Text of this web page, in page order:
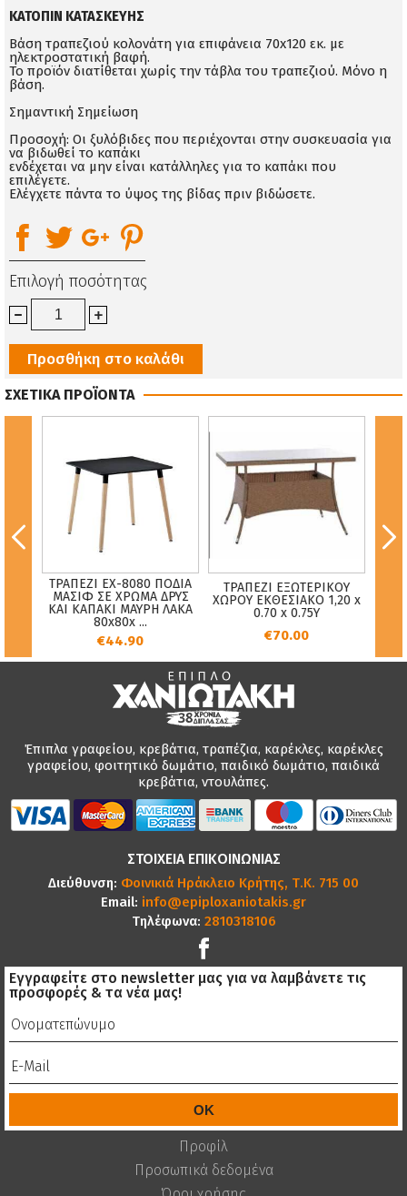
ΚΑΤΌΠΙΝ ΚΑΤΑΣΚΕΥΉΣ
Βάση τραπεζιού κολονάτη για επιφάνεια 70x120 εκ. με
ηλεκτροστατική βαφή.
Το προϊόν διατίθεται χωρίς την τάβλα του τραπεζιού. Μόνο η
βάση.
Σημαντική Σημείωση
Προσοχή: Οι ξυλόβιδες που περιέχονται στην συσκευασία για
να βιδωθεί το καπάκι
ενδέχεται να μην είναι κατάλληλες για το καπάκι που
επιλέγετε.
Ελέγχετε πάντα το ύψος της βίδας πριν βιδώσετε.
Επιλογή ποσότητας
Προσθήκη στο καλάθι
ΣΧΕΤΙΚΑ ΠΡΟΪΟΝΤΑ
ΤΡΑΠΕΖΙ EX-8080 ΠΟΔΙΑ
ΜΑΣΙΦ ΣΕ ΧΡΩΜΑ ΔΡΥΣ
ΚΑΙ ΚΑΠΑΚΙ ΜΑΥΡΗ ΛΑΚΑ
80x80x ...
€44.90
ΤΡΑΠΕΖΙ ΕΞΩΤΕΡΙΚΟΥ
ΧΩΡΟΥ ΕΚΘΕΣΙΑΚΟ 1,20 x
0.70 x 0.75Υ
€70.00
Έπιπλα γραφείου, κρεβάτια, τραπέζια, καρέκλες, καρέκλες
γραφείου, φοιτητικό δωμάτιο, παιδικό δωμάτιο, παιδικά
κρεβάτια, ντουλάπες.
ΣΤΟΙΧΕΙΑ ΕΠΙΚΟΙΝΩΝΙΑΣ
Διεύθυνση: Φοινικιά Ηράκλειο Κρήτης, Τ.Κ. 715 00
Email: info@epiploxaniotakis.gr
Τηλέφωνα: 2810318106
Εγγραφείτε στο newsletter μας για να λαμβάνετε τις
προσφορές & τα νέα μας!
Προφίλ
Προσωπικά δεδομένα